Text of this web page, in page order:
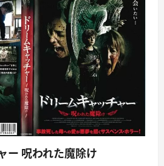
ー 呪われた魔除け